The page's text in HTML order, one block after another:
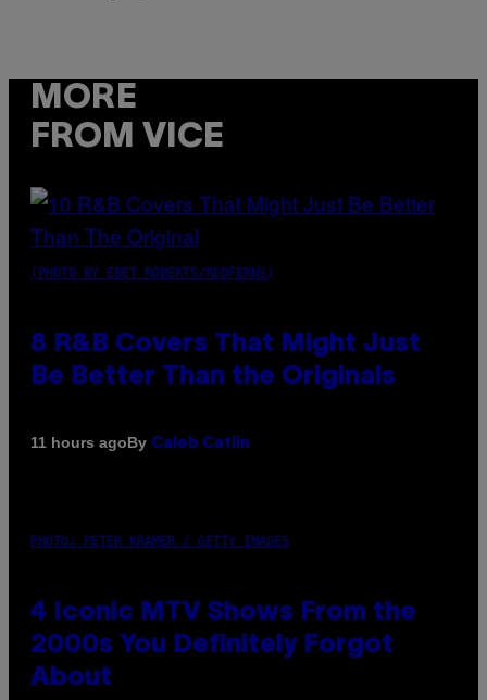
MORE
FROM VICE
(PHOTO BY EBET ROBERTS/REDFERNS)
8 R&B Covers That Might Just
Be Better Than the Originals
11 hours agoBy Caleb Catlin
PHOTO: PETER KRAMER / GETTY IMAGES
4 Iconic MTV Shows From the
2000s You Definitely Forgot
About